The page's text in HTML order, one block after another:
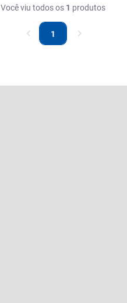
Você viu todos os 1 produtos
1